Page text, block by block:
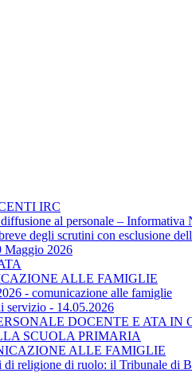
IRC
al personale –
degli scrutini con esclusione
Maggio 2026
ALLE FAMIGLIE
- comunicazione alle famiglie
servizio - 14.05.2026
DOCENTE E ATA IN
SCUOLA PRIMARIA
ALLE FAMIGLIE
religione di ruolo: il Tribunale di